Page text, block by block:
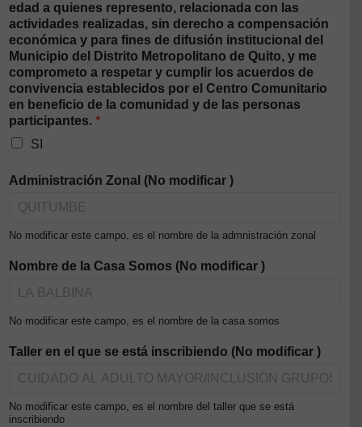
edad a quienes represento, relacionada con las
actividades realizadas, sin derecho a compensación
económica y para fines de difusión institucional del
Municipio del Distrito Metropolitano de Quito, y me
comprometo a respetar y cumplir los acuerdos de
convivencia establecidos por el Centro Comunitario
en beneficio de la comunidad y de las personas
participantes. *
SI
Administración Zonal (No modificar )
No modificar este campo, es el nombre de la admnistración zonal
Nombre de la Casa Somos (No modificar )
No modificar este campo, es el nombre de la casa somos
Taller en el que se está inscribiendo (No modificar )
No modificar este campo, es el nombre del taller que se está
inscribiendo